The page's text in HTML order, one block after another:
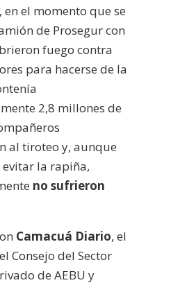
en el momento que se
de Prosegur con
fuego contra
para hacerse de la
2,8 millones de
al tiroteo y, aunque
la rapiña,
no sufrieron
Camacuá Diario, el
Consejo del Sector
de AEBU y